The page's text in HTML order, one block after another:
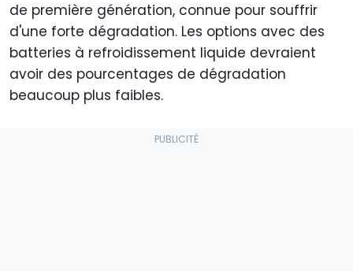
de première génération, connue pour souffrir
d'une forte dégradation. Les options avec des
batteries à refroidissement liquide devraient
avoir des pourcentages de dégradation
beaucoup plus faibles.